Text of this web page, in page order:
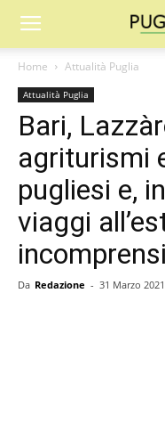
Home Attualità Puglia
Attualità Puglia
Bari,
agriturismi
pugliesi e,
viaggi
Da Redazione - 31 Marzo 2021